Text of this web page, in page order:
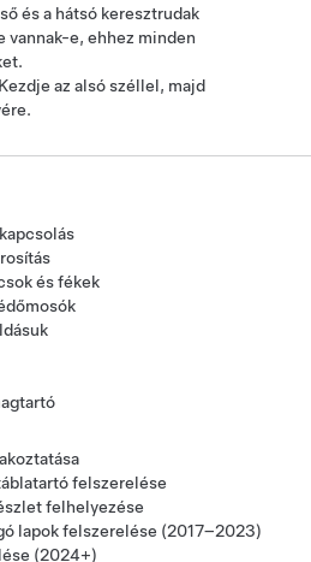
és a hátsó keresztrudak
vannak-e, ehhez minden
az alsó széllel, majd
és fékek
felszerelése
felhelyezése
lapok felszerelése (2017–2023)
(2024+)